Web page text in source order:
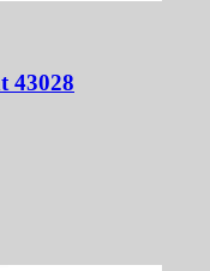
43028